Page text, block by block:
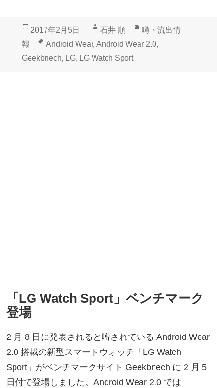
投
日:
2017年2月5日
作
成
者
石井 順
カ
テ
噂・流出情
報
タ
グ
Android Wear, Android Wear 2.0,
Geekbnech, LG, LG Watch Sport
「LG Watch Sport」ベンチマーク
登場
2 月 8 日に発表されると噂されている Android Wear
2.0 搭載の新型スマートウォッチ「LG Watch
Sport」がベンチマークサイト Geekbnech に 2 月 5
日付で登場しました。Android Wear 2.0 では